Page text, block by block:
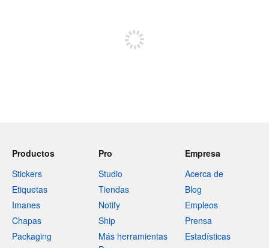
Productos
Stickers
Etiquetas
Imanes
Chapas
Packaging
Pro
Studio
Tiendas
Notify
Ship
Más herramientas
Empresa
Acerca de
Blog
Empleos
Prensa
Estadísticas